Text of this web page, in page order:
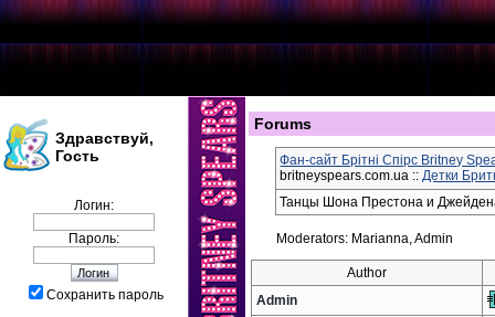
Здравствуй,
Гость
Логин:
Пароль:
Сохранить пароль
Forums
Фан-сайт Брітні Спірс Britney
britneyspears.com.ua ::Детки
Танцы Шона Престона и
Moderators: Marianna, Admin
Author
Admin